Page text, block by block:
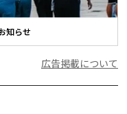
知らせ
広告掲載について